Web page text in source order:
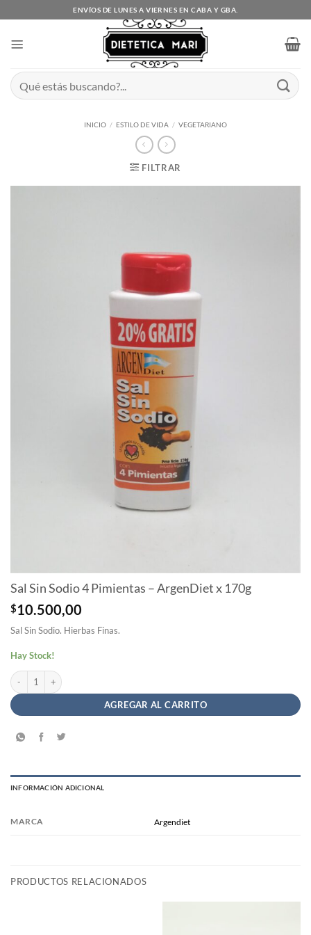
al
ENVÍOS DE LUNES A VIERNES EN CABA Y GBA.
Buscar
por:
INICIO / ESTILO DE VIDA / VEGETARIANO
FILTRAR
Sal Sin Sodio 4 Pimientas – ArgenDiet x 170g
$10.500,00
Sal Sin Sodio. Hierbas Finas.
Hay Stock!
Sal Sin Sodio 4 Pimientas - ArgenDiet x 170g cantidad
AGREGAR AL CARRITO
INFORMACIÓN ADICIONAL
MARCA Argendiet
PRODUCTOS RELACIONADOS